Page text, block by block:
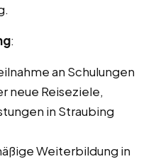
:
an Schulungen
neue Reiseziele,
in Straubing
Weiterbildung in